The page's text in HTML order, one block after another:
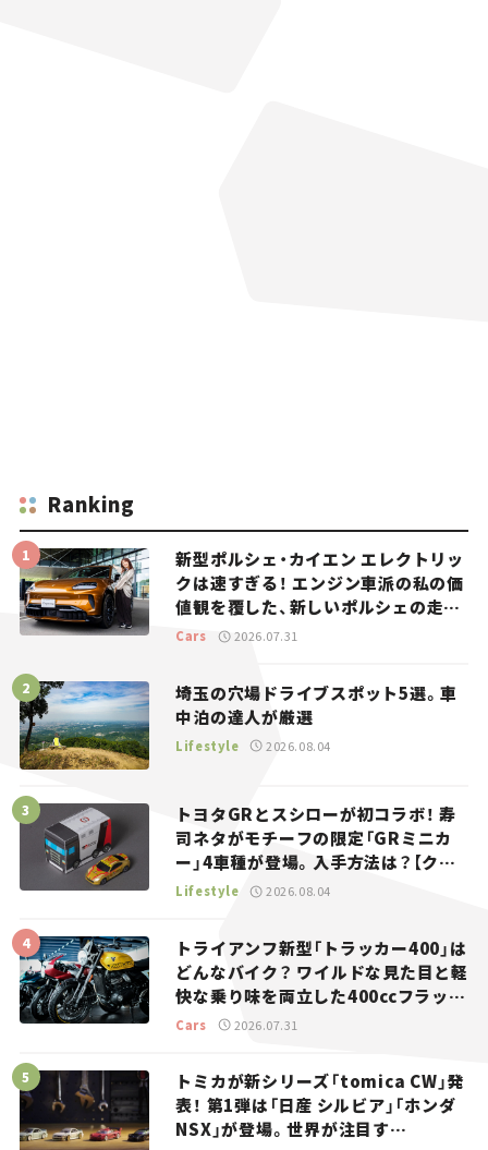
Ranking
新型ポルシェ・カイエン エレクトリッ
クは速すぎる！ エンジン車派の私の価
値観を覆した、新しいポルシェの走
り。
Cars 2026.07.31
埼玉の穴場ドライブスポット5選。車
中泊の達人が厳選
Lifestyle 2026.08.04
トヨタGRとスシローが初コラボ！ 寿
司ネタがモチーフの限定「GRミニカ
ー」4車種が登場。入手方法は？【クル
マとホビー】
Lifestyle 2026.08.04
トライアンフ新型「トラッカー400」は
どんなバイク？ ワイルドな見た目と軽
快な乗り味を両立した400ccフラット
トラッカー【試乗レビュー】
Cars 2026.07.31
トミカが新シリーズ「tomica CW」発
表！ 第1弾は「日産 シルビア」「ホンダ
NSX」が登場。世界が注目す